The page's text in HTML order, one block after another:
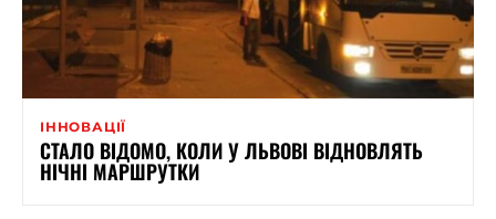
ІННОВАЦІЇ
СТАЛО ВІДОМО, КОЛИ У ЛЬВОВІ ВІДНОВЛЯТЬ
НІЧНІ МАРШРУТКИ